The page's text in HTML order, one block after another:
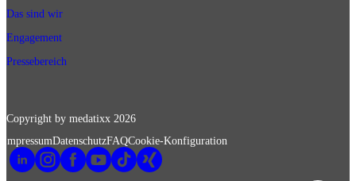
Das sind wir
Engagement
Pressebereich
Copyright by medatixx 2026
ImpressumDatenschutzFAQCookie-Konfiguration